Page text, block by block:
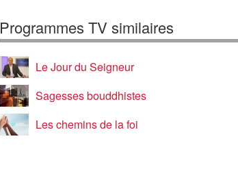
Programmes TV similaires
Le Jour du Seigneur
Sagesses bouddhistes
Les chemins de la foi